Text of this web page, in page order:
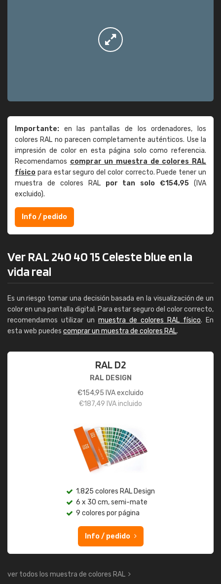
Importante: en las pantallas de los ordenadores, los
colores RAL no parecen completamente auténticos. Use la
impresión de color en esta página solo como referencia.
Recomendamos comprar un muestra de colores RAL
físico para estar seguro del color correcto. Puede tener un
muestra de colores RAL por tan solo €154,95 (IVA
excluido).
Info / pedido
Ver RAL 240 40 15 Celeste blue en la
vida real
Es un riesgo tomar una decisión basada en la visualización de un
color en una pantalla digital. Para estar seguro del color correcto,
recomendamos utilizar un muestra de colores RAL físico. En
esta web puedes comprar un muestra de colores RAL.
RAL D2
RAL DESIGN
€154,95 IVA excluido
€187,49 IVA incluido
1.825 colores RAL Design
6 x 30 cm, semi-mate
9 colores por página
Info / pedido
ver todos los muestra de colores RAL